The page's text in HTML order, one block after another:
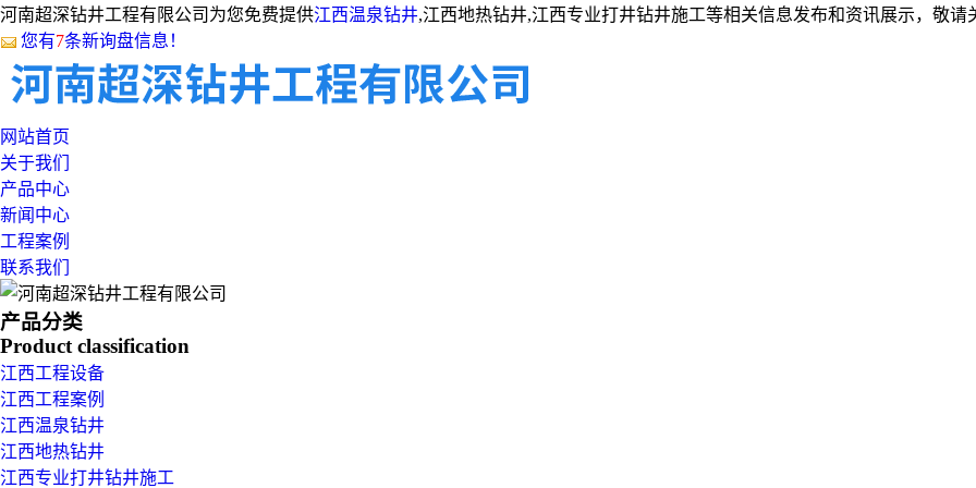
河南超深钻井工程有限公司为您免费提供江西温泉钻井,江西地热钻井,江西专业打井钻井施工等相关信息发布和资讯展示，敬请
您有7条新询盘信息！
网站首页
关于我们
产品中心
新闻中心
工程案例
联系我们
产品分类
Product classification
江西工程设备
江西工程案例
江西温泉钻井
江西地热钻井
江西专业打井钻井施工